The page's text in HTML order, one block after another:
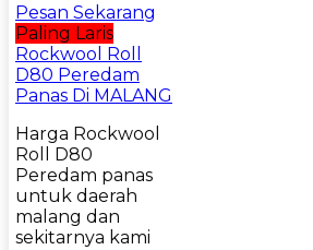
Pesan Sekarang
Paling Laris
Rockwool Roll
D80 Peredam
Panas Di MALANG
Harga Rockwool
Roll D80
Peredam panas
untuk daerah
malang dan
sekitarnya kami